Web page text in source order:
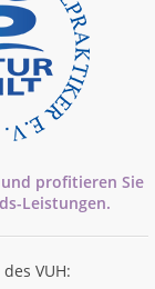
profitieren Sie
Leistungen.
VUH: